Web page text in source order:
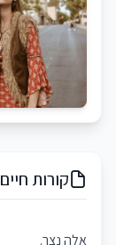
קורות חיים
אלה נצר.